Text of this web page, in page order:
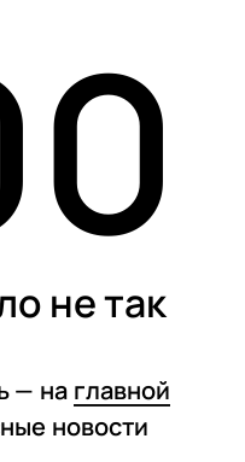
не так
— на главной
новости